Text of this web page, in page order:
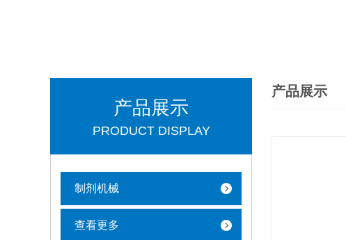
产品展示
PRODUCT DISPLAY
制剂机械
查看更多
产品展示